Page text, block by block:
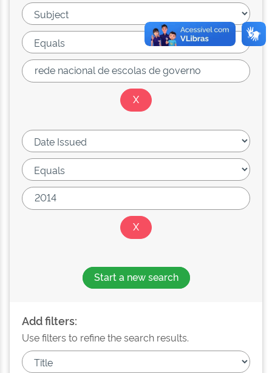
Start a new search
Add filters:
Use filters to refine the search results.